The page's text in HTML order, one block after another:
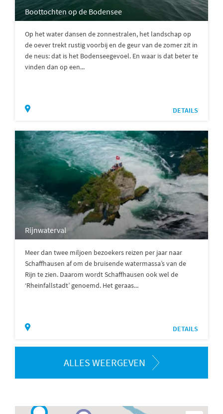
Boottochten op de Bodensee
Op het water dansen de zonnestralen, het landschap op
de oever trekt rustig voorbij en de geur van de zomer zit in
de neus: dat is het Bodenseegevoel. En waar is dat beter te
vinden dan op een...
DETAILS
Rijnwaterval
Meer dan twee miljoen bezoekers reizen per jaar naar
Schaffhausen af om de bruisende watermassa’s van de
Rijn te zien. Daarom wordt Schaffhausen ook wel de
‘Rheinfallstadt’ genoemd. Het geraas...
DETAILS
ALLES WEERGEVEN